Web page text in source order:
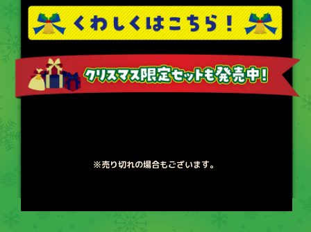
※売り切れの場合もございます。